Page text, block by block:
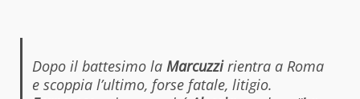
Dopo il battesimo la Marcuzzirientra a Roma
e scoppia l’ultimo, forse fatale, litigio.